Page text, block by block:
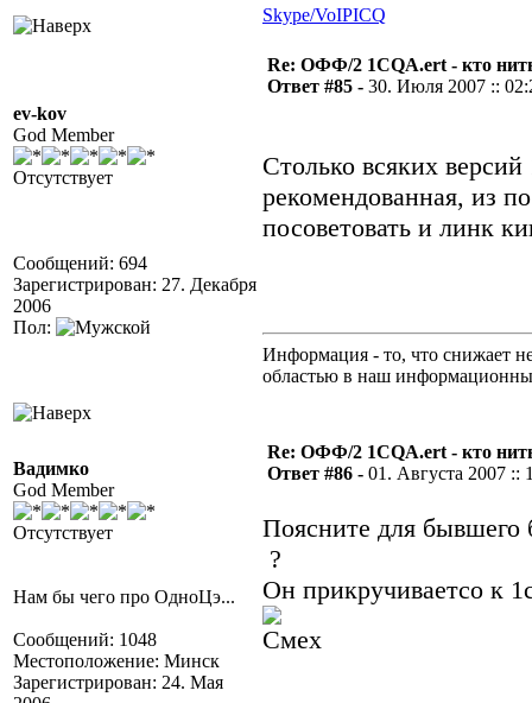
Skype/VoIPICQ
ev-kov
God Member
Отсутствует
Сообщений: 694
Зарегистрирован: 27. Декабря
2006
Пол:
Re: ОФФ/2 1CQA.ert - кто
Ответ #85 - 30. Июля 2007 ::
Столько всяких
рекомендованная, из
посоветовать и линк
Информация - то, что снижает
областью в наш
Вадимко
God Member
Отсутствует
Нам бы чего про ОдноЦэ...
Сообщений: 1048
Местоположение: Минск
Зарегистрирован: 24. Мая
Re: ОФФ/2 1CQA.ert - кто
Ответ #86 - 01. Августа 2007 ::
Поясните для бывшего
?
Он прикручиваетсо к